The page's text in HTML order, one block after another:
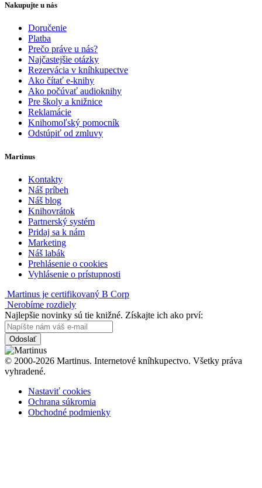
Nakupujte u nás
Doručenie
Platba
Prečo práve u nás?
Najčastejšie otázky
Rezervácia v kníhkupectve
Ako čítať e-knihy
Ako počúvať audioknihy
Pre školy a knižnice
Reklamácie
Knihomoľský pomocník
Odstúpiť od zmluvy
Martinus
Kontakty
Náš príbeh
Náš blog
Knihovrátok
Partnerský systém
Pridaj sa k nám
Marketing
Náš labák
Prehlásenie o cookies
Vyhlásenie o prístupnosti
Martinus je certifikovaný B Corp
Nerobíme rozdiely
Najlepšie novinky sú tie knižné. Získajte ich ako prví:
Odoslať
© 2000-2026 Martinus. Internetové kníhkupectvo. Všetky práva
vyhradené.
Nastaviť cookies
Ochrana súkromia
Obchodné podmienky